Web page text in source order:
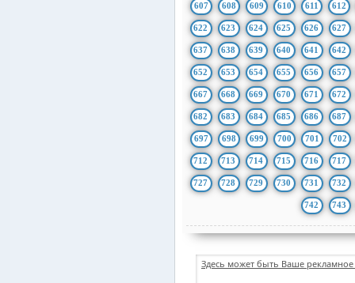
607 608 609 610 611 612
622 623 624 625 626 627
637 638 639 640 641 642
652 653 654 655 656 657
667 668 669 670 671 672
682 683 684 685 686 687
697 698 699 700 701 702
712 713 714 715 716 717
727 728 729 730 731 732
742 743
Здесь может быть Ваше